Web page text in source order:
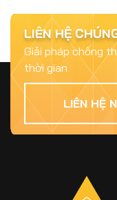
LIÊN HỆ
Giải pháp chống
thời gian
LIÊN HỆ
Top 5
Hiệu
Jul 15,
Chống
Nào? –
Hại
Co